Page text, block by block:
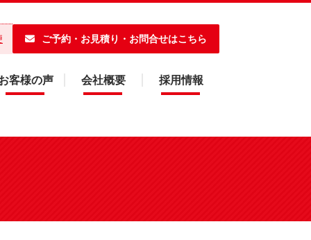
ご予約・お見積り・お問合せはこちら
客様の声 会社概要 採用情報